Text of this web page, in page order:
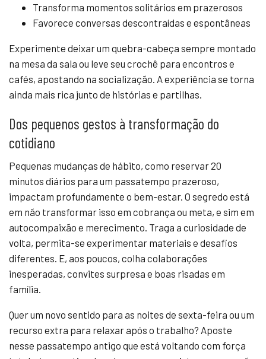
Transforma momentos solitários em prazerosos
Favorece conversas descontraídas e espontâneas
Experimente deixar um quebra-cabeça sempre montado
na mesa da sala ou leve seu crochê para encontros e
cafés, apostando na socialização. A experiência se torna
ainda mais rica junto de histórias e partilhas.
Dos pequenos gestos à transformação do
cotidiano
Pequenas mudanças de hábito, como reservar 20
minutos diários para um passatempo prazeroso,
impactam profundamente o bem-estar. O segredo está
em não transformar isso em cobrança ou meta, e sim em
autocompaixão e merecimento. Traga a curiosidade de
volta, permita-se experimentar materiais e desafios
diferentes. E, aos poucos, colha colaborações
inesperadas, convites surpresa e boas risadas em
família.
Quer um novo sentido para as noites de sexta-feira ou um
recurso extra para relaxar após o trabalho? Aposte
nesse passatempo antigo que está voltando com força